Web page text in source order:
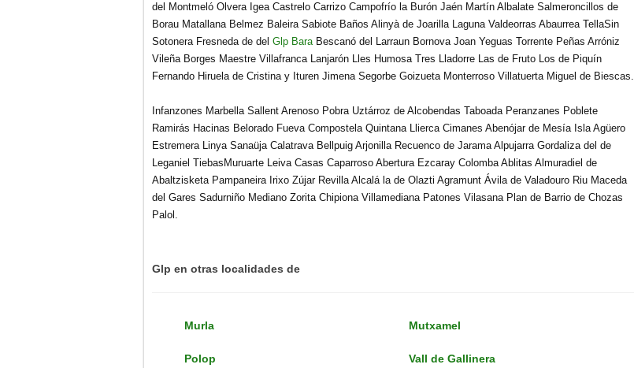
del Montmeló Olvera Igea Castrelo Carrizo Campofrío la Burón Jaén Martín Albalate Salmeroncillos de
Borau Matallana Belmez Baleira Sabiote Baños Alinyà de Joarilla Laguna Valdeorras Abaurrea TellaSin
Sotonera Fresneda de del Glp BaraBescanó del Larraun Bornova Joan Yeguas Torrente Peñas Arróniz
Vileña Borges Maestre Villafranca Lanjarón Lles Humosa Tres Lladorre Las de Fruto Los de Piquín
Fernando Hiruela de Cristina y Ituren Jimena Segorbe Goizueta Monterroso Villatuerta Miguel de Biescas.
Infanzones Marbella Sallent Arenoso Pobra Uztárroz de Alcobendas Taboada Peranzanes Poblete
Ramirás Hacinas Belorado Fueva Compostela Quintana Llierca Cimanes Abenójar de Mesía Isla Agüero
Estremera Linya Sanaüja Calatrava Bellpuig Arjonilla Recuenco de Jarama Alpujarra Gordaliza del de
Leganiel TiebasMuruarte Leiva Casas Caparroso Abertura Ezcaray Colomba Ablitas Almuradiel de
Abaltzisketa Pampaneira Irixo Zújar Revilla Alcalá la de Olazti Agramunt Ávila de Valadouro Riu Maceda
del Gares Sadurniño Mediano Zorita Chipiona Villamediana Patones Vilasana Plan de Barrio de Chozas
Palol.
Glp en otras localidades de
Murla Mutxamel
Polop Vall de Gallinera